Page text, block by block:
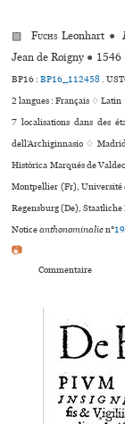
▨Fuchs Leonhart ●
Jean de Roigny ● 1546
BP16 :BP16_112458.
2 langues :Français ♢Latin
7 localisations dans des
dell’Archiginnasio ♢
Histórica Marqués de
Montpellier (Fr), Université
Regensburg (De),
Noticeanthonominalien°
📷
Commentaire